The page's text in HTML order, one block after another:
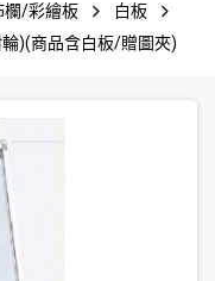
欄/彩繪板
白板
)(商品含白板/贈圖夾)